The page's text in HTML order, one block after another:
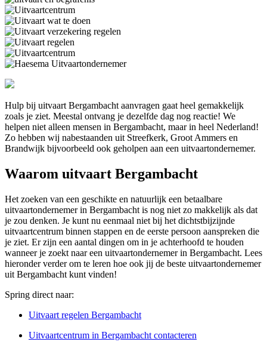
Hulp bij uitvaart Bergambacht aanvragen gaat heel gemakkelijk
zoals je ziet. Meestal ontvang je dezelfde dag nog reactie! We
helpen niet alleen mensen in Bergambacht, maar in heel Nederland!
Zo hebben wij nabestaanden uit Streefkerk, Groot Ammers en
Brandwijk bijvoorbeeld ook geholpen aan een uitvaartondernemer.
Waarom uitvaart Bergambacht
Het zoeken van een geschikte en natuurlijk een betaalbare
uitvaartondernemer in Bergambacht is nog niet zo makkelijk als dat
je zou denken. Je kunt nu eenmaal niet bij het dichtstbijzijnde
uitvaartcentrum binnen stappen en de eerste persoon aanspreken die
je ziet. Er zijn een aantal dingen om in je achterhoofd te houden
wanneer je zoekt naar een uitvaartondernemer in Bergambacht. Lees
hieronder verder om te leren hoe ook jij de beste uitvaartondernemer
uit Bergambacht kunt vinden!
Spring direct naar:
Uitvaart regelen Bergambacht
Uitvaartcentrum in Bergambacht contacteren